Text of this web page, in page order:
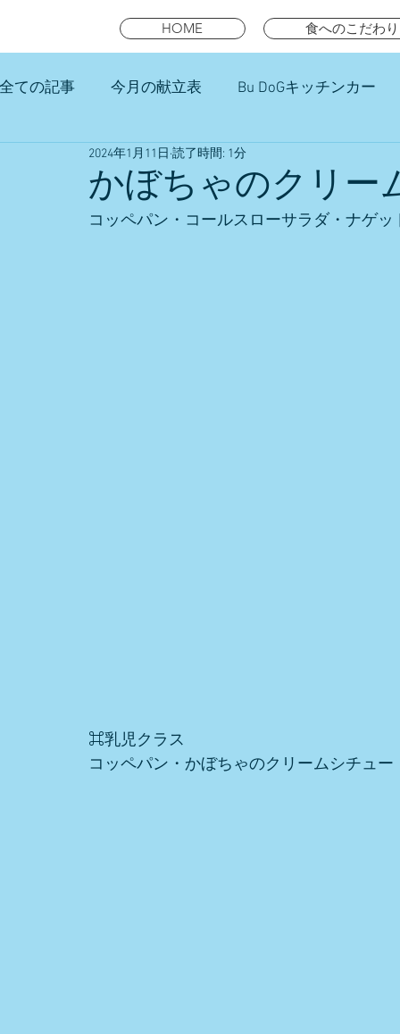
HOME 食へのこだわり
全ての記事 今月の献立表 Bu DoGキッチンカー
未就園児スマイルキッズランチ
かぼちゃのクリー
2024年1月11日 読了時間: 1分
コッペパン・コールスローサラダ・ナゲッ
⌘乳児クラス
コッペパン・かぼちゃのクリームシチュ